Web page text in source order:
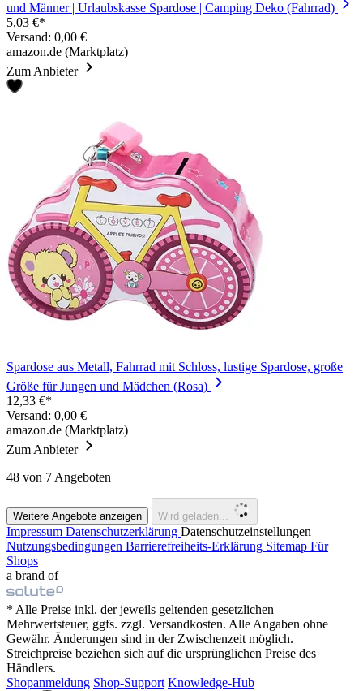
und Männer | Urlaubskasse Spardose | Camping Deko (Fahrrad)
5,03 €*
Versand: 0,00 €
amazon.de (Marktplatz)
Zum Anbieter
Spardose aus Metall, Fahrrad mit Schloss, lustige Spardose, große
Größe für Jungen und Mädchen (Rosa)
12,33 €*
Versand: 0,00 €
amazon.de (Marktplatz)
Zum Anbieter
48 von 7 Angeboten
Weitere Angebote anzeigen Wird geladen...
Impressum Datenschutzerklärung Datenschutzeinstellungen
Nutzungsbedingungen Barrierefreiheits-Erklärung Sitemap Für
Shops
a brand of
* Alle Preise inkl. der jeweils geltenden gesetzlichen
Mehrwertsteuer, ggfs. zzgl. Versandkosten. Alle Angaben ohne
Gewähr. Änderungen sind in der Zwischenzeit möglich.
Streichpreise beziehen sich auf die ursprünglichen Preise des
Händlers.
Shopanmeldung Shop-Support Knowledge-Hub